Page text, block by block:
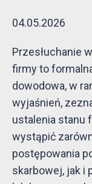
04.05.2026
Przesłuchanie
firmy to
dowodowa, w
wyjaśnień,
ustalenia stanu
wystąpić
postępowania
skarbowej, jak i